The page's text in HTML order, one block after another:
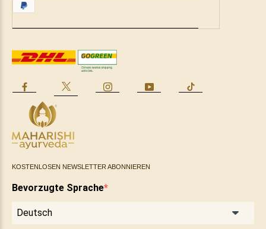
KOSTENLOSEN NEWSLETTER ABONNIEREN
Bevorzugte Sprache